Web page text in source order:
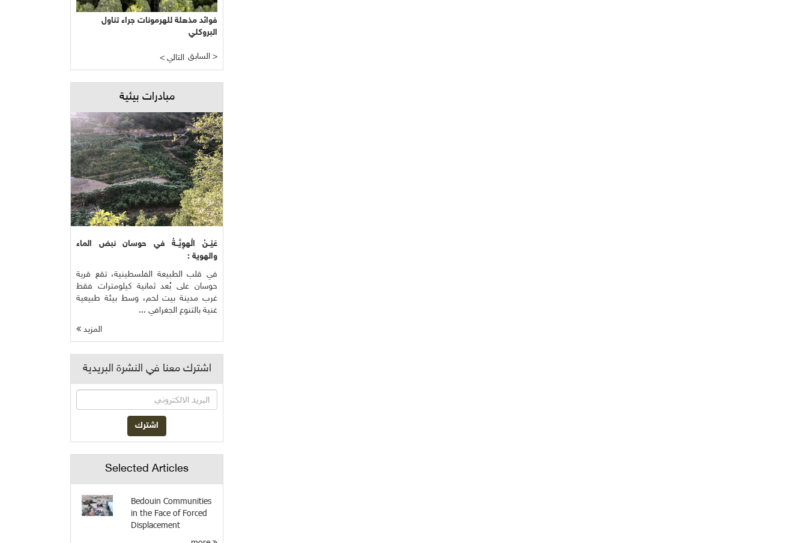
فوائد مذهلة للهرمونات جراء تناول
البروكلي
< التالي السابق >
مبادرات بيئية
عَيْــنُ الْهوِيَّــةُ في حوسان نبض الماء
والهوية :
في قلب الطبيعة الفلسطينية، تقع قرية
حوسان على بُعد ثمانية كيلومترات فقط
غرب مدينة بيت لحم، وسط بيئة طبيعية
غنية بالتنوع الجغرافي ...
المزيد
اشترك معنا في النشرة البريدية
Selected Articles
Bedouin Communities
in the Face of Forced
Displacement